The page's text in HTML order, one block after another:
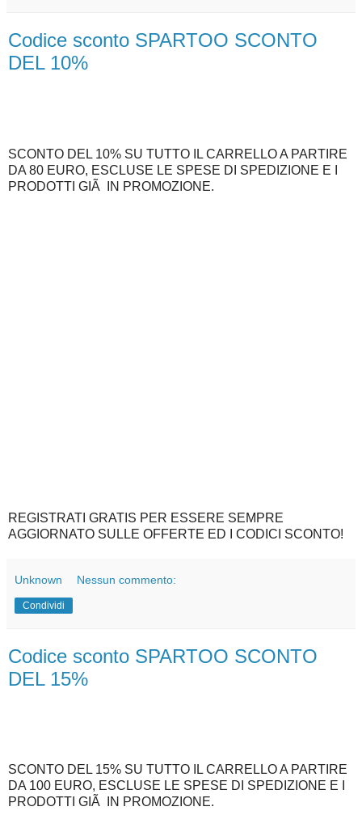
Codice sconto SPARTOO SCONTO
DEL 10%
SCONTO DEL 10% SU TUTTO IL CARRELLO A PARTIRE
DA 80 EURO, ESCLUSE LE SPESE DI SPEDIZIONE E I
PRODOTTI GIÃ IN PROMOZIONE.
REGISTRATI GRATIS PER ESSERE SEMPRE
AGGIORNATO SULLE OFFERTE ED I CODICI SCONTO!
Unknown Nessun commento:
Condividi
Codice sconto SPARTOO SCONTO
DEL 15%
SCONTO DEL 15% SU TUTTO IL CARRELLO A PARTIRE
DA 100 EURO, ESCLUSE LE SPESE DI SPEDIZIONE E I
PRODOTTI GIÃ IN PROMOZIONE.